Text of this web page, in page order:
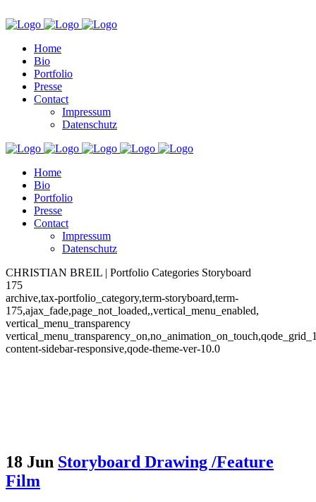
Home
Bio
Portfolio
Presse
Contact
Impressum
Datenschutz
Home
Bio
Portfolio
Presse
Contact
Impressum
Datenschutz
CHRISTIAN BREIL | Portfolio Categories Storyboard
175
archive,tax-portfolio_category,term-storyboard,term-
175,ajax_fade,page_not_loaded,,vertical_menu_enabled,
vertical_menu_transparency
content-sidebar-responsive,qode-theme-ver-10.0
18 Jun Storyboard Drawing /Feature
Film